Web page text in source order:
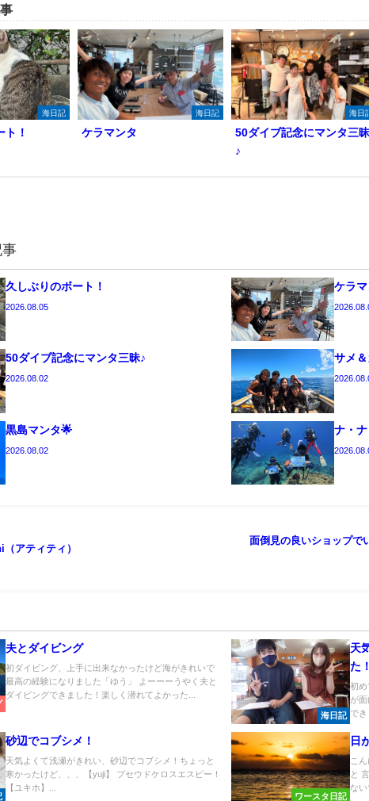
海日記
ト！
海日記
ケラマンタ
海日
50ダイブ記念にマンタ三昧
♪
久しぶりのボート！
2026.08.05
ケラマ
50ダイブ記念にマンタ三昧♪
2026.08.02
サメ
黒島マンタ🌟
2026.08.02
ナ・ナ
アティティ）
面倒見の良いショップで
夫とダイビング
初ダイビング、上手に出来なかったけど海がきれいで
最高の経験になりました「ゆう」 よーーーうやく夫と
ダイビングできました！楽しく潜れてよかった...
海日記
天
た！
初め
が
で
砂辺でコブシメ！
天気よくて浅瀬がきれい、砂辺でコブシメ！ちょっと
寒かったけど、、、【yuji】 プセウドケロスエスピー！
【ユキホ】...
ワースタ日記
日
こ
と
な